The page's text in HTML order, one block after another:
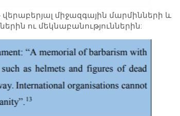
միջազգային մարմինների և
ու մեկնաբանություններին: